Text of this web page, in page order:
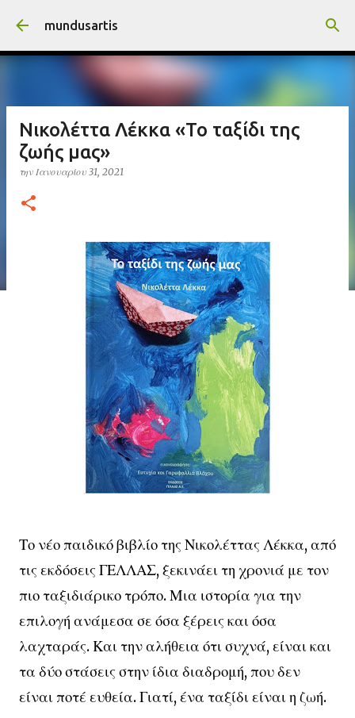
Μετάβαση στο κύριο περιεχόμενο
mundusartis
Νικολέττα Λέκκα «Το ταξίδι της
ζωής μας»
την Ιανουαρίου 31, 2021
Το νέο παιδικό βιβλίο της Νικολέττας Λέκκα, από
τις εκδόσεις ΓΕΛΛΑΣ, ξεκινάει τη χρονιά με τον
πιο ταξιδιάρικο τρόπο. Μια ιστορία για την
επιλογή ανάμεσα σε όσα ξέρεις και όσα
λαχταράς. Και την αλήθεια ότι συχνά, είναι και
τα δύο στάσεις στην ίδια διαδρομή, που δεν
είναι ποτέ ευθεία. Γιατί, ένα ταξίδι είναι η ζωή.